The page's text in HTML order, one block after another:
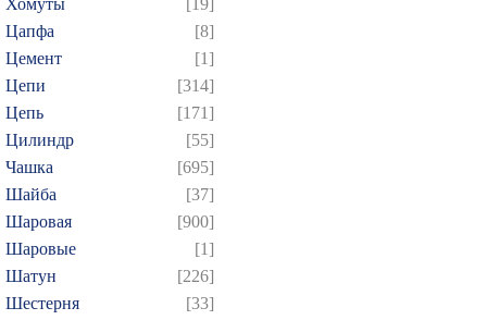
Хомуты
[19]
Цапфа
[8]
Цемент
[1]
Цепи
[314]
Цепь
[171]
Цилиндр
[55]
Чашка
[695]
Шайба
[37]
Шаровая
[900]
Шаровые
[1]
Шатун
[226]
Шестерня
[33]